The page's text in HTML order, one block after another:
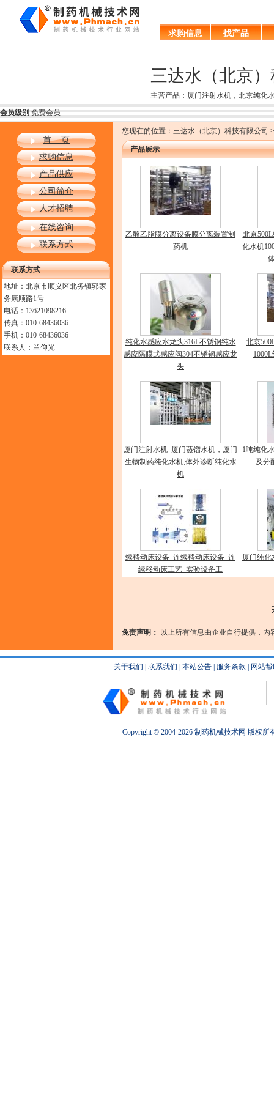
求购信息 找产品
三达水（北京
主营产品：厦门注射水机，北京纯化
会员级别免费会员
首 页
求购信息
产品供应
公司简介
人才招聘
在线咨询
联系方式
联系方式
地址：北京市顺义区北务镇郭家
务康顺路1号
电话：13621098216
传真：010-68436036
手机：010-68436036
联系人：兰仰光
您现在的位置：三达水（北京）科技有限公司
产品展示
乙酸乙脂膜分离设备膜分离装置制
药机
北京
化水机
纯化水感应水龙头316L不锈钢纯水
感应隔膜式感应阀304不锈钢感应龙
头
北京
厦门注射水机_厦门蒸馏水机，厦门
生物制药纯化水机,体外诊断纯化水
机
1吨纯化
及分
续移动床设备_连续移动床设备_连
续移动床工艺_实验设备工
厦门纯化
免责声明： 以上所有信息由企业自行提供，
关于我们 联系我们 本站公告 服务条款 网站
Copyright © 2004-2026 制药机械技术网 版权所